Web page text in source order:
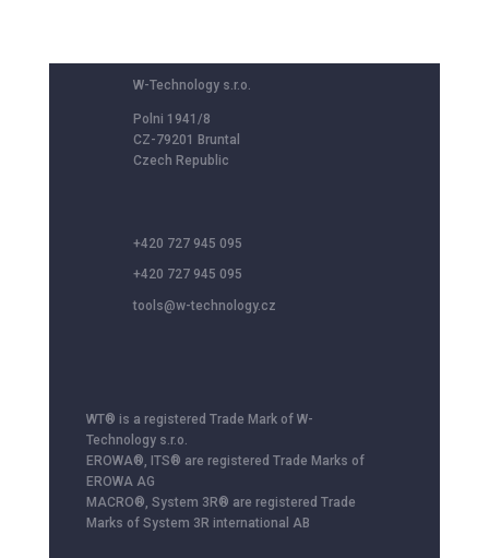
W-Technology s.r.o.
Polni 1941/8
CZ-79201 Bruntal
Czech Republic
+420 727 945 095
+420 727 945 095
tools@w-technology.cz
WT® is a registered Trade Mark of W-
Technology s.r.o.
EROWA®, ITS® are registered Trade Marks of
EROWA AG
MACRO®, System 3R® are registered Trade
Marks of System 3R international AB